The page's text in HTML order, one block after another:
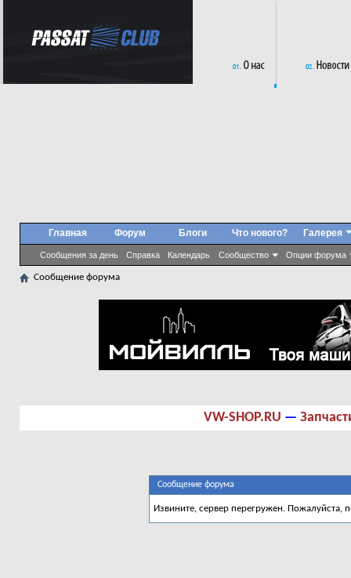
Главная Форум
Сообщения за день Справка Календарь Сообщество Опции форума
Блоги Что нового? Галерея
Сообщение форума
VW-SHOP.RU —
Сообщение форума
Извините, сервер перегружен. Пожалуйста,